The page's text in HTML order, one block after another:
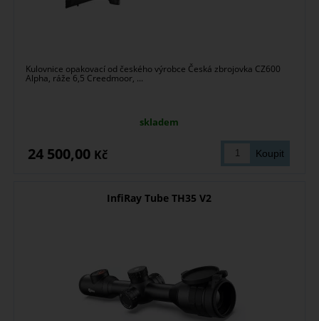
Kulovnice opakovací od českého výrobce Česká zbrojovka CZ600
Alpha, ráže 6,5 Creedmoor, ...
skladem
24 500,00 Kč
InfiRay Tube TH35 V2